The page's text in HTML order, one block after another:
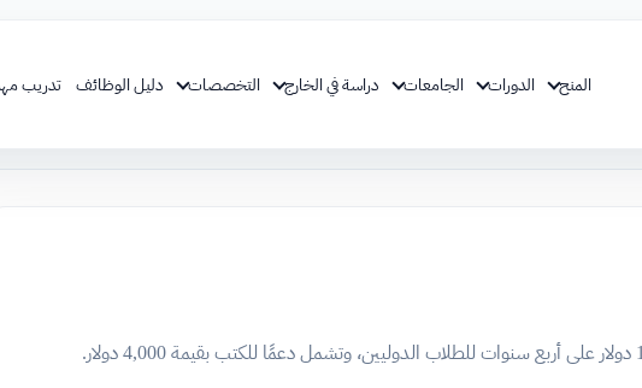
المنح الدورات الجامعات دراسة في الخارج التخصصات دليل الوظائف تدريب